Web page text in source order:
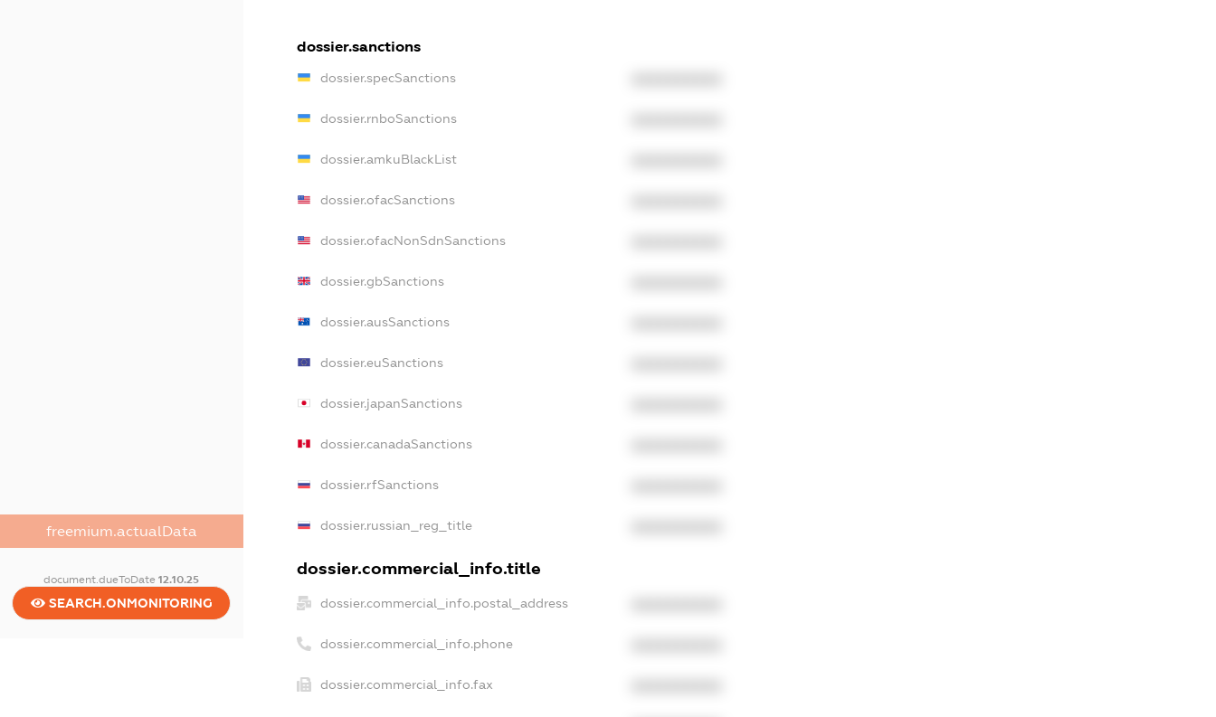
freemium.actualData
document.dueToDate12.10.25
SEARCH.ONMONITORING
dossier.sanctions
dossier.specSanctions
dossier.rnboSanctions
dossier.amkuBlackList
dossier.ofacSanctions
dossier.ofacNonSdnSanctions
dossier.gbSanctions
dossier.ausSanctions
dossier.euSanctions
dossier.japanSanctions
dossier.canadaSanctions
dossier.rfSanctions
dossier.russian_reg_title
dossier.commercial_info.title
dossier.commercial_info.postal_address
dossier.commercial_info.phone
dossier.commercial_info.fax